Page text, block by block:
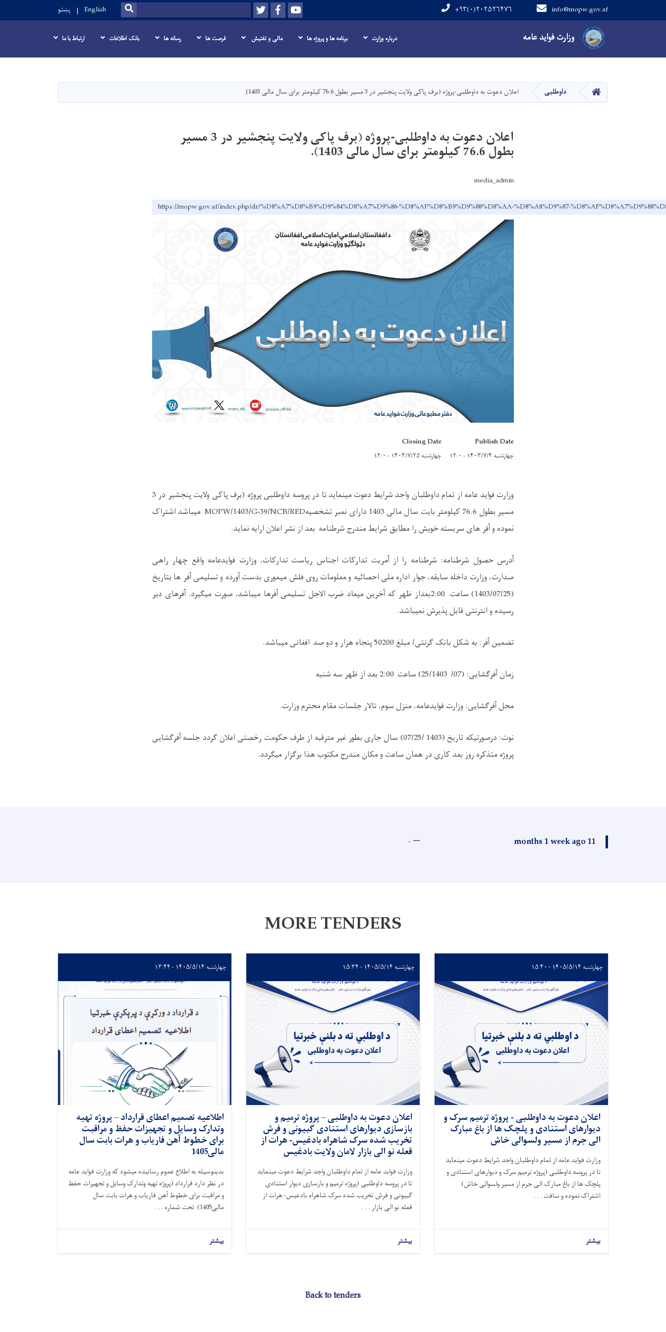
main
content
وزارت فواید عامه
info@mopw.gov.af +۹۳(۰)۲۰۲۵۲۶۴۷۶ Youtube
Facebook
Twitter
Search
SEARCH
English پښتو
Main navigation
درباره وزارت برنامه ها و پروژه ها مالی و تفتیش فرصت ها رسانه ها بانک اطلاعات ارتباط با ما
صفحه اصلیداوطلبی اعلان دعوت به داوطلبی-پروژه (برف پاکی ولایت پنجشیر در 3 مسیر بطول 76.6 کیلومتر برای سال مالی 1403).
اعلان دعوت به داوطلبی-پروژه (برف پاکی ولایت پنجشیر در 3 مسیر
بطول 76.6 کیلومتر برای سال مالی 1403).
media_admin
https://mopw.gov.af/index.php/dr/%D8%A7%D8%B9%D9%84%D8%A7%D9%86-%D8%AF%D8%B9%D9%88%D8%AA-%D8%A8%D9%87-
Publish Date
چهارشنبه ۱۴۰۳/۷/۴ - ۱۲:۰
Closing Date
چهارشنبه ۱۴۰۳/۷/۲۵ - ۱۲:۰
وزارت فواید عامه از تمام داوطلبان واجد شرایط دعوت مینماید تا در پروسه داوطلبی پروژه
(برف پاکی ولایت پنجشیر در 3
مسیر بطول 76.6 کیلومتر بابت سال مالی 1403
دارای نمبر تشخصیهMOPW/1403/G-39/NCB/RED میباشد اشتراک
نموده و آفر های سربسته خویش را مطابق شرایط مندرج شرطنامه بعد از نشر اعلان ارایه نماید.
آدرس حصول شرطنامه: شرطنامه را از آمریت تدارکات اجناس ریاست تدارکات، وزارت فوایدعامه واقع چهار راهی
صدارت، وزارت داخله سابقه، جوار اداره ملی احصائیه و معلومات روی فلش میموری بدست آورده و تسلیمی آفر ها بتاریخ
(
1403/07/25) ساعت بعداز ظهر که آخرین میعاد ضرب الاجل تسلیمی آفرها میباشد، صورت میگیرد. آفرهای دیر
رسیده و انترنتی قابل پذیرش نمیباشد.
تضمین آفر: به شکل بانک گرنتی/ مبلغ 50200پنجاه هزار و دو صد افغانی میباشد.
زمان آفرگشایی: (07/ 25 /1403) ساعت 2:00 بعد از ظهر سه شنبه
محل آفرگشایی: وزارت فوایدعامه، منزل سوم، تالار جلسات مقام محترم وزارت.
نوت: درصورتیکه تاریخ (1403 /07/25
) سال جاری بطور غیر مترقبه از طرف حکومت رخصتی اعلان گردد جلسه آفرگشایی
پروژه متذکره روز بعد کاری در همان ساعت و مکان مندرج مکتوب هذا برگزار میگردد.
11 months 1 week ago
.
MORE TENDERS
چهارشنبه ۱۴۰۵/۵/۱۴ - ۱۵:۴۰
اعلان دعوت به داوطلبی - پروژه ترمیم سرک و
دیوارهای استنادی و پلچک ها از باغ مبارک
الی جرم از مسیر ولسوالی خاش
وزارت فواید عامه از تمام داوطلبان واجد شرایط دعوت مینماید
تا در پروسه داوطلبی (پروژه ترمیم سرک و دیوارهای استنادی و
پلچک ها از باغ مبارک الی جرم از مسیر ولسوالی خاش)
اشتراک نموده و سافت . . .
بیشتر
چهارشنبه ۱۴۰۵/۵/۱۴ - ۱۵:۳۴
اعلان دعوت به داوطلبی – پروژه ترمیم و
بازسازی دیوارهای استنادی گبیونی و فرش
تخریب شده سرک شاهراه بادغیس- هرات از
قعله نو الی بازار لامان ولایت بادغیس
وزارت فواید عامه از تمام داوطلبان واجد شرایط دعوت مینماید
تا در پروسه داوطلبی (پروژه ترمیم و بازسازی دیوار استنادی
گبیونی و فرش تخریب شده سرک شاهراه بادغیس- هرات از
قعله نو الی بازار . . .
بیشتر
چهارشنبه ۱۴۰۵/۵/۱۴ - ۱۳:۴۴
اطلاعیه تصمیم اعطای قرارداد – پروژه تهیه
وتدارک وسایل و تجهیزات حفظ و مراقبت
برای خطوط آهن فاریاب و هرات بابت سال
مالی1405
بدینوسیله به اطلاع عموم رسانیده میشود که وزارت فواید عامه
در نظر دارد قرارداد (پروژه تهیه وتدارک وسایل و تجهیزات حفظ
و مراقبت برایخطوطآهن فاریاب و هرات بابت سال
مالی1 405) تحت شماره . . .
بیشتر
Back to tenders